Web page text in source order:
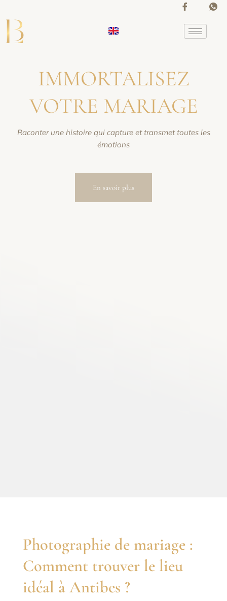
contenu
IMMORTALISEZ
VOTRE MARIAGE
Raconter une histoire qui capture et transmet toutes les
émotions
En savoir plus
Photographie de mariage :
Comment trouver le lieu
idéal à Antibes ?